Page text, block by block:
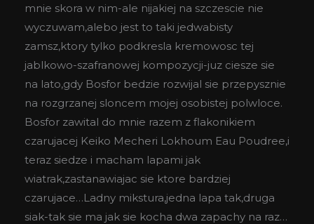
mnie skora w nim-ale nijakiej na szczescie nie
wyczuwam,alebo jest to taki jedwabisty
zamsz,ktory tylko podkresla kremowosc tej
jablkowo-szafranowej kompozycji-juz ciesze sie
na lato,gdy Bosfor bedzie rozwijal sie przepysznie
na rozgrzanej sloncem mojej osobistej polwloce.
Bosfor zawital do mnie razem z flakonikiem
czarujacej Keiko Mecheri Lokhoum Eau Poudree,i
teraz siedze i macham lapami jak
wiatrak,zastanawiajac sie ktore bardziej
czarujace…Ladny mikstura,jedna lapa tak,druga
siak-tak sie ma jak sie kocha dwa zapachy na raz…